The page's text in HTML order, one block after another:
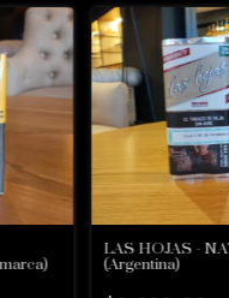
LAS HOJAS -
(Argentina)